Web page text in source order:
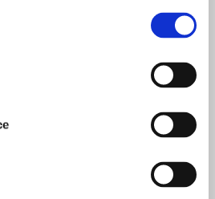
Warriors: Omen of the Stars!
The Fourth
adventure, intrigue, and
that Jayfeather, Lionblaze,
hold the power of the